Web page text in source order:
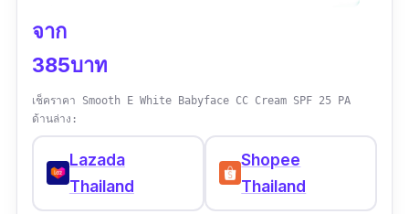
จาก
385บาท
เช็คราคา Smooth E White Babyface CC Cream SPF 25 PA
ด้านล่าง:
Lazada
Thailand
Shopee
Thailand